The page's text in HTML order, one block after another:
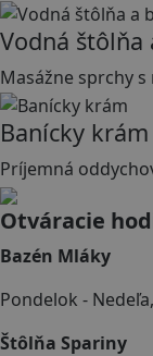
Vodná štôlňa
Masážne sprchy
Banícky krám
Príjemná
Otváracie
Bazén Mláky
Pondelok -
Štôlňa Spariny